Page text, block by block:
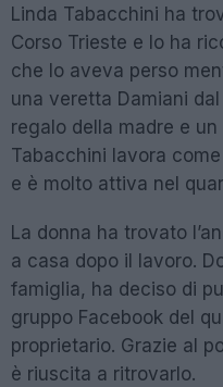
Linda Tabacchini ha
Corso Trieste e lo ha
che lo aveva perso
una veretta Damiani
regalo della madre e
Tabacchini lavora
e è molto attiva nel
La donna ha trovato
a casa dopo il lavoro.
famiglia, ha deciso di
gruppo Facebook del
proprietario. Grazie al
è riuscita a ritrovarlo.